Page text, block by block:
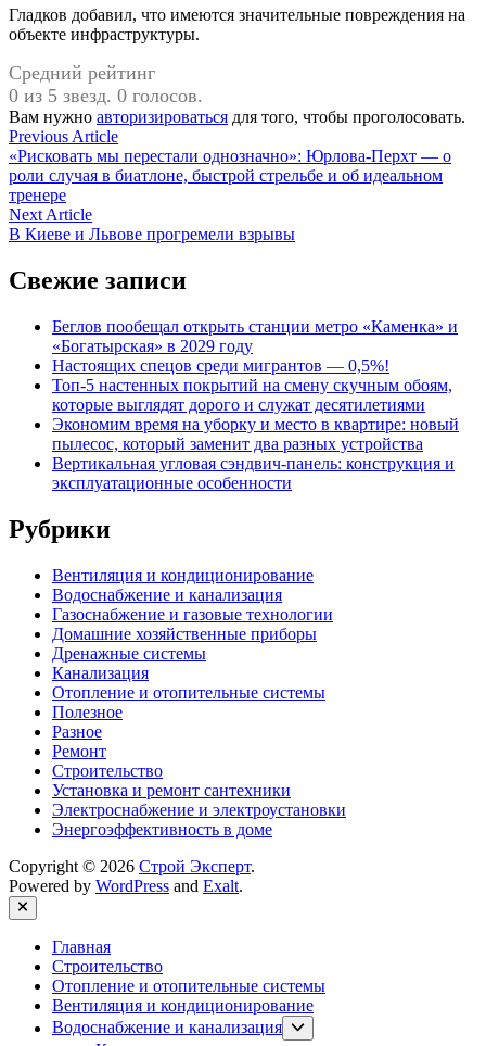
Гладков добавил, что имеются значительные повреждения на
объекте инфраструктуры.
Средний рейтинг
0 из 5 звезд. 0 голосов.
Вам нужно авторизироваться для того, чтобы проголосовать.
Навигация
по
записям
Previous ArticlePrevious
article:
«Рисковать мы перестали однозначно»: Юрлова-Перхт — о
роли случая в биатлоне, быстрой стрельбе и об идеальном
тренере
Next ArticleNext
article:
В Киеве и Львове прогремели взрывы
Свежие записи
Беглов пообещал открыть станции метро «Каменка» и
«Богатырская» в 2029 году
Настоящих спецов среди мигрантов — 0,5%!
Топ-5 настенных покрытий на смену скучным обоям,
которые выглядят дорого и служат десятилетиями
Экономим время на уборку и место в квартире: новый
пылесос, который заменит два разных устройства
Вертикальная угловая сэндвич-панель: конструкция и
эксплуатационные особенности
Рубрики
Вентиляция и кондиционирование
Водоснабжение и канализация
Газоснабжение и газовые технологии
Домашние хозяйственные приборы
Дренажные системы
Канализация
Отопление и отопительные системы
Полезное
Разное
Ремонт
Строительство
Установка и ремонт сантехники
Электроснабжение и электроустановки
Энергоэффективность в доме
Copyright © 2026 Строй Эксперт.
Powered by WordPress and Exalt.
Close
Главная
Строительство
Отопление и отопительные системы
Вентиляция и кондиционирование
Водоснабжение и канализация
Show
sub